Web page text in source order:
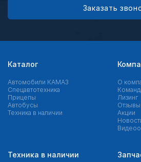
Заказать
Каталог
Автомобили КАМАЗ
Спецавтотехника
Прицепы
Автобусы
Техника в наличии
О
Лизинг
Акции
Техника в наличии